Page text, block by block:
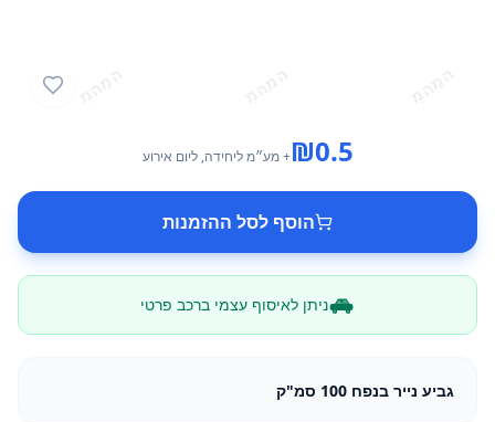
₪0.5 + מע״מליחידה, ליום אירוע
הוסף לסל ההזמנות
ניתן לאיסוף עצמי ברכב פרטי
גביע נייר בנפח 100 סמ"ק